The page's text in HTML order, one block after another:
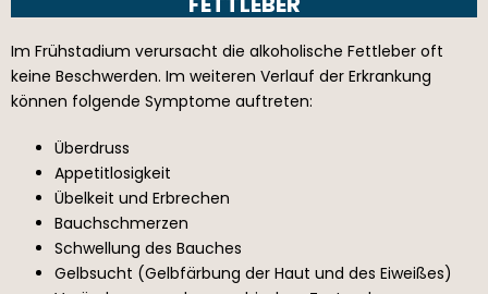
Im Frühstadium verursacht die alkoholische Fettleber oft
keine Beschwerden. Im weiteren Verlauf der Erkrankung
können folgende Symptome auftreten:
Überdruss
Appetitlosigkeit
Übelkeit und Erbrechen
Bauchschmerzen
Schwellung des Bauches
Gelbsucht (Gelbfärbung der Haut und des Eiweißes)